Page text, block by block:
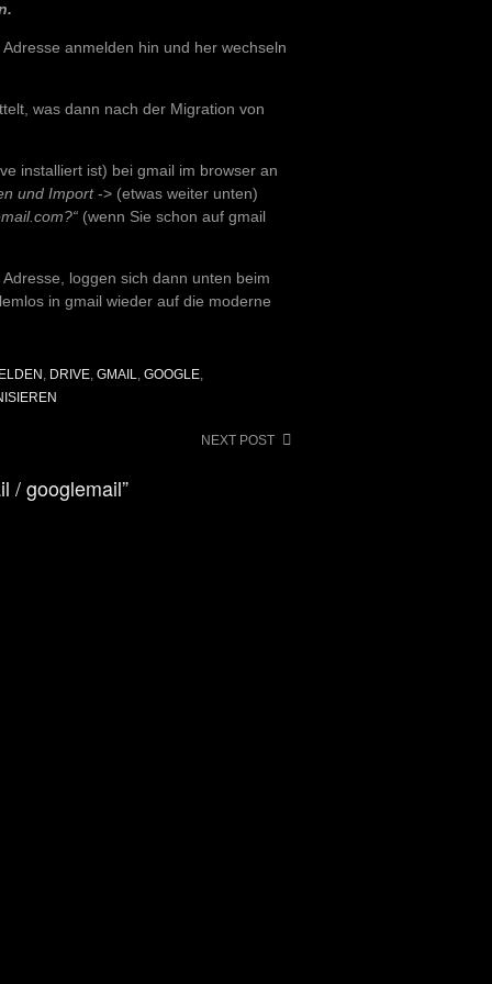
anmelden hin und her wechseln
was dann nach der Migration von
installiert ist) bei gmail im browser an
und Import-> (etwas weiter unten)
(wenn Sie schon auf gmail
loggen sich dann unten beim
in gmail wieder auf die moderne
, DRIVE, GMAIL, GOOGLE,
NEXT POST
/ googlemail”